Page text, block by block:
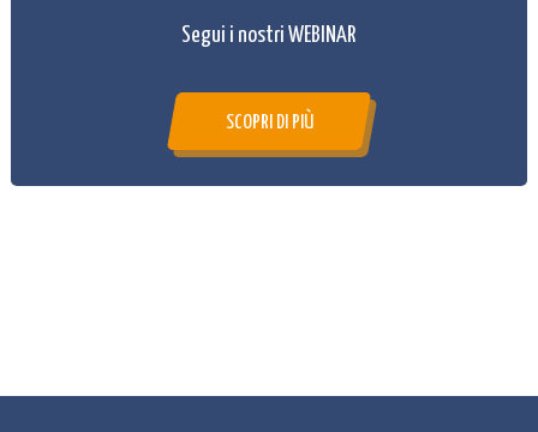
Segui i nostri WEBINAR
SCOPRI DI PIÙ